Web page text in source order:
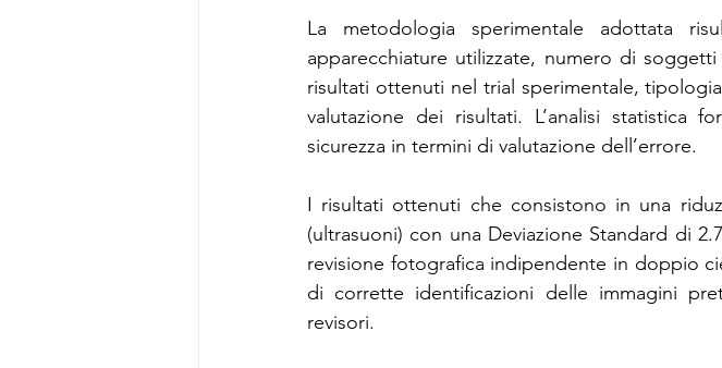
La metodologia sperimentale adottata
apparecchiature utilizzate, numero di
risultati ottenuti nel trial sperimentale,
valutazione dei risultati. L’analisi statistica
sicurezza in termini di valutazione dell’errore.
I risultati ottenuti che consistono in una
(ultrasuoni) con una Deviazione Standard di
revisione fotografica indipendente in doppio
di corrette identificazioni delle immagini
revisori.